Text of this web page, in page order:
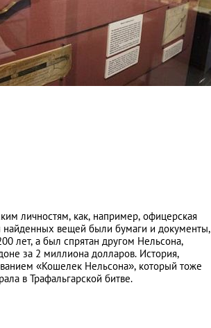
личностям, как, например, офицерская
найденных вещей были бумаги и документы,
лет, а был спрятан другом Нельсона,
за 2 миллиона долларов. История,
«Кошелек Нельсона», который тоже
в Трафальгарской битве.